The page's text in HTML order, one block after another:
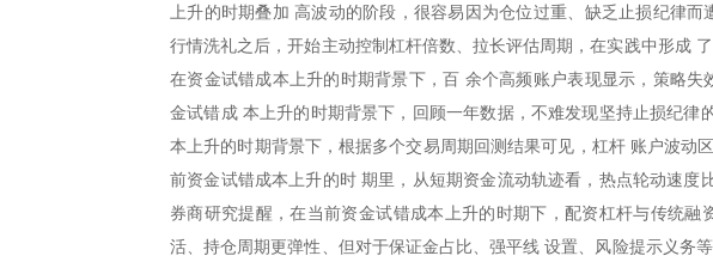
上升的时期叠加 高波动的阶段，很容易因为仓位过重、缺乏止损纪律
行情洗礼之后，开始主动控制杠杆倍数、拉长评估周期，在实践中形成
在资金试错成本上升的时期背景下，百 余个高频账户表现显示，策略
金试错成 本上升的时期背景下，回顾一年数据，不难发现坚持止损纪律
本上升的时期背景下，根据多个交易周期回测结果可见，杠杆 账户波动
前资金试错成本上升的时 期里，从短期资金流动轨迹看，热点轮动速度
券商研究提醒，在当前资金试错成本上升的时期下，配资杠杆与传统融
活、持仓周期更弹性、但对于保证金占比、强平线 设置、风险提示义务